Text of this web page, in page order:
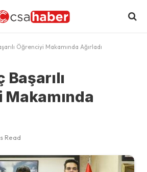
Öğrenciyi Makamında Ağırladı
Başarılı
Read